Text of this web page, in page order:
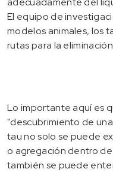
El equipo de
modelos animales, los
rutas para la
Lo importante aquí es
"descubrimiento de
tau no solo se puede
o agregación dentro
también se puede